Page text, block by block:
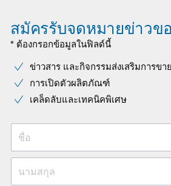
สมัครรับจดหมายข่าวขอ
* ต้องกรอกข้อมูลในฟิลด์นี้
ข่าวสาร และกิจกรรมส่งเสริมการขาย
การเปิดตัวผลิตภัณฑ์
เคล็ดลับและเทคนิคพิเศษ
ชื่อ
นามสกุล